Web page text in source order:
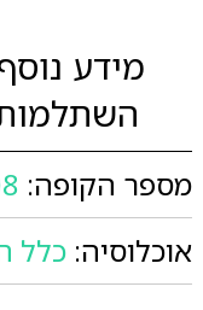
מידע
מספר הקופה:
אוכלוסיה: כלל